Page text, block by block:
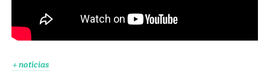
+ noticias